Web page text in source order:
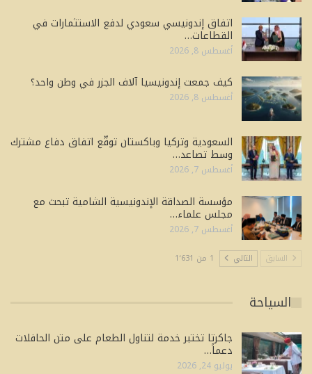
اتفاق إندونيسي سعودي لدفع الاستثمارات في
القطاعات…
أغسطس 8, 2026
كيف جمعت إندونيسيا آلاف الجزر في وطن واحد؟
أغسطس 8, 2026
السعودية وتركيا وباكستان توقّع اتفاق دفاع مشترك
وسط تصاعد…
أغسطس 7, 2026
مؤسسة الصداقة الإندونيسية الشامية تبحث مع
مجلس علماء…
أغسطس 7, 2026
السابق التالي 1 من 1٬631
السياحة
جاكرتا تختبر خدمة لتناول الطعام على متن الحافلات
دعماً…
يوليو 24, 2026